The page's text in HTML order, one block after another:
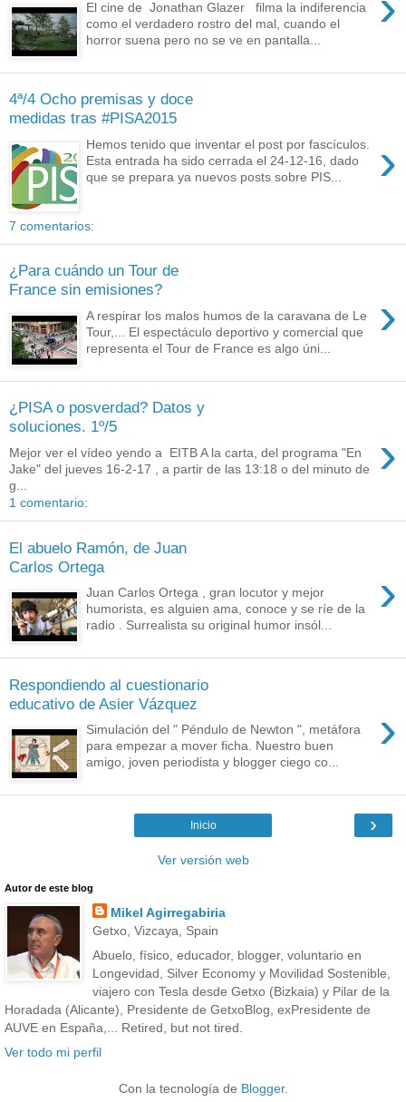
El cine de Jonathan Glazer filma la indiferencia
como el verdadero rostro del mal, cuando el
horror suena pero no se ve en pantalla...
4ª/4 Ocho premisas y doce
medidas tras #PISA2015
›
Hemos tenido que inventar el post por fascículos.
Esta entrada ha sido cerrada el 24-12-16, dado
que se prepara ya nuevos posts sobre PIS...
7 comentarios:
¿Para cuándo un Tour de
France sin emisiones?
›
A respirar los malos humos de la caravana de Le
Tour,... El espectáculo deportivo y comercial que
representa el Tour de France es algo úni...
¿PISA o posverdad? Datos y
soluciones. 1º/5
›
Mejor ver el vídeo yendo a EITB A la carta, del programa "En
Jake" del jueves 16-2-17 , a partir de las 13:18 o del minuto de
g...
1 comentario:
El abuelo Ramón, de Juan
Carlos Ortega
›
Juan Carlos Ortega , gran locutor y mejor
humorista, es alguien ama, conoce y se ríe de la
radio . Surrealista su original humor insól...
Respondiendo al cuestionario
educativo de Asier Vázquez
›
Simulación del " Péndulo de Newton ", metáfora
para empezar a mover ficha. Nuestro buen
amigo, joven periodista y blogger ciego co...
›
Inicio
Ver versión web
Autor de este blog
Mikel Agirregabiria
Getxo, Vizcaya, Spain
Abuelo, físico, educador, blogger, voluntario en
Longevidad, Silver Economy y Movilidad Sostenible,
viajero con Tesla desde Getxo (Bizkaia) y Pilar de la
Horadada (Alicante), Presidente de GetxoBlog, exPresidente de
AUVE en España,... Retired, but not tired.
Ver todo mi perfil
Con la tecnología de Blogger.